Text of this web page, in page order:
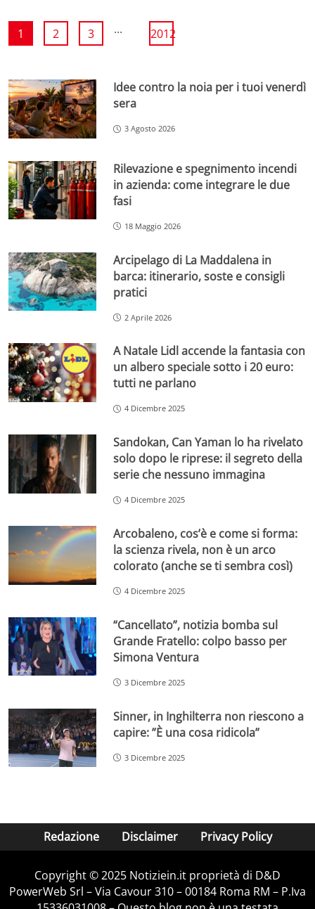
1 2 3 ... 2012
Idee contro la noia per i tuoi venerdì
sera
3 Agosto 2026
Rilevazione e spegnimento incendi
in azienda: come integrare le due
fasi
18 Maggio 2026
Arcipelago di La Maddalena in
barca: itinerario, soste e consigli
pratici
2 Aprile 2026
A Natale Lidl accende la fantasia con
un albero speciale sotto i 20 euro:
tutti ne parlano
4 Dicembre 2025
Sandokan, Can Yaman lo ha rivelato
solo dopo le riprese: il segreto della
serie che nessuno immagina
4 Dicembre 2025
Arcobaleno, cos’è e come si forma:
la scienza rivela, non è un arco
colorato (anche se ti sembra così)
4 Dicembre 2025
“Cancellato”, notizia bomba sul
Grande Fratello: colpo basso per
Simona Ventura
3 Dicembre 2025
Sinner, in Inghilterra non riescono a
capire: ”È una cosa ridicola”
3 Dicembre 2025
Redazione Disclaimer Privacy Policy
Copyright © 2025 Notiziein.it proprietà di D&D
PowerWeb Srl – Via Cavour 310 – 00184 Roma RM – P.Iva